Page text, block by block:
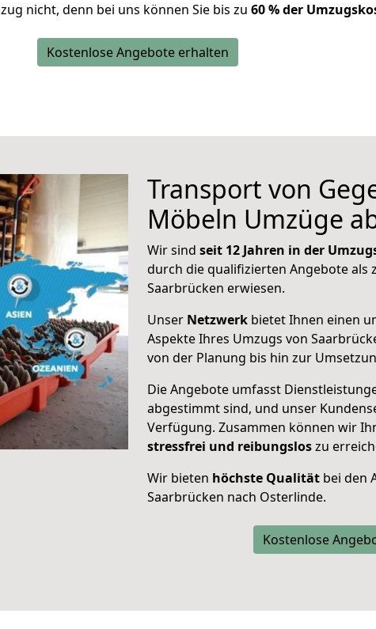
nicht, denn bei uns können Sie bis zu 60 % der
Kostenlose Angebote erhalten
Transport von
Möbeln Umzüge
Wir sind seit 12 Jahren in der
durch die qualifizierten Angebote als
Saarbrücken erwiesen.
Unser Netzwerk bietet Ihnen einen
Aspekte Ihres Umzugs von
von der Planung bis hin zur
Die Angebote umfasst
abgestimmt sind, und unser
Verfügung. Zusammen können wir
stressfrei und reibungsloszu
Wir bieten höchste Qualität bei den
Saarbrücken nach Osterlinde.
Kostenlose